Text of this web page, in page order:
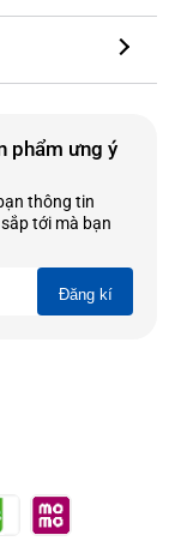
phẩm ưng ý
thông tin
tới mà bạn
Đăng kí